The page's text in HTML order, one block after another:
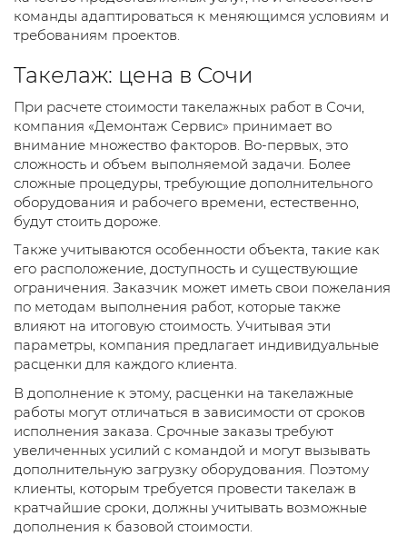
команды адаптироваться к меняющимся условиям и
требованиям проектов.
Такелаж: цена в Сочи
При расчете стоимости такелажных работ в Сочи,
компания «Демонтаж Сервис» принимает во
внимание множество факторов. Во-первых, это
сложность и объем выполняемой задачи. Более
сложные процедуры, требующие дополнительного
оборудования и рабочего времени, естественно,
будут стоить дороже.
Также учитываются особенности объекта, такие как
его расположение, доступность и существующие
ограничения. Заказчик может иметь свои пожелания
по методам выполнения работ, которые также
влияют на итоговую стоимость. Учитывая эти
параметры, компания предлагает индивидуальные
расценки для каждого клиента.
В дополнение к этому, расценки на такелажные
работы могут отличаться в зависимости от сроков
исполнения заказа. Срочные заказы требуют
увеличенных усилий с командой и могут вызывать
дополнительную загрузку оборудования. Поэтому
клиенты, которым требуется провести такелаж в
кратчайшие сроки, должны учитывать возможные
дополнения к базовой стоимости.